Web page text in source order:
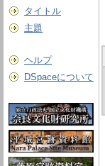
タイトル
主題
ヘルプ
DSpaceについて